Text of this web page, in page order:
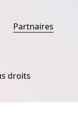
Partnaires
droits